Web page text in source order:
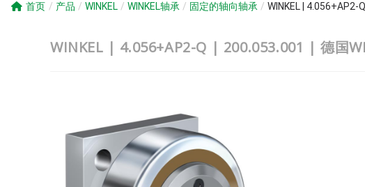
首页 / 产品 / WINKEL / WINKEL轴承 / 固定的轴向轴承 / WINKEL | 4.056+AP2-Q
WINKEL | 4.056+AP2-Q | 200.053.001 | 德国